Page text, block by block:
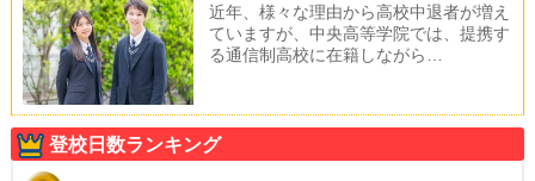
近年、様々な理由から高校中退者が増え
ていますが、中央高等学院では、提携す
る通信制高校に在籍しながら…
登校日数ランキング